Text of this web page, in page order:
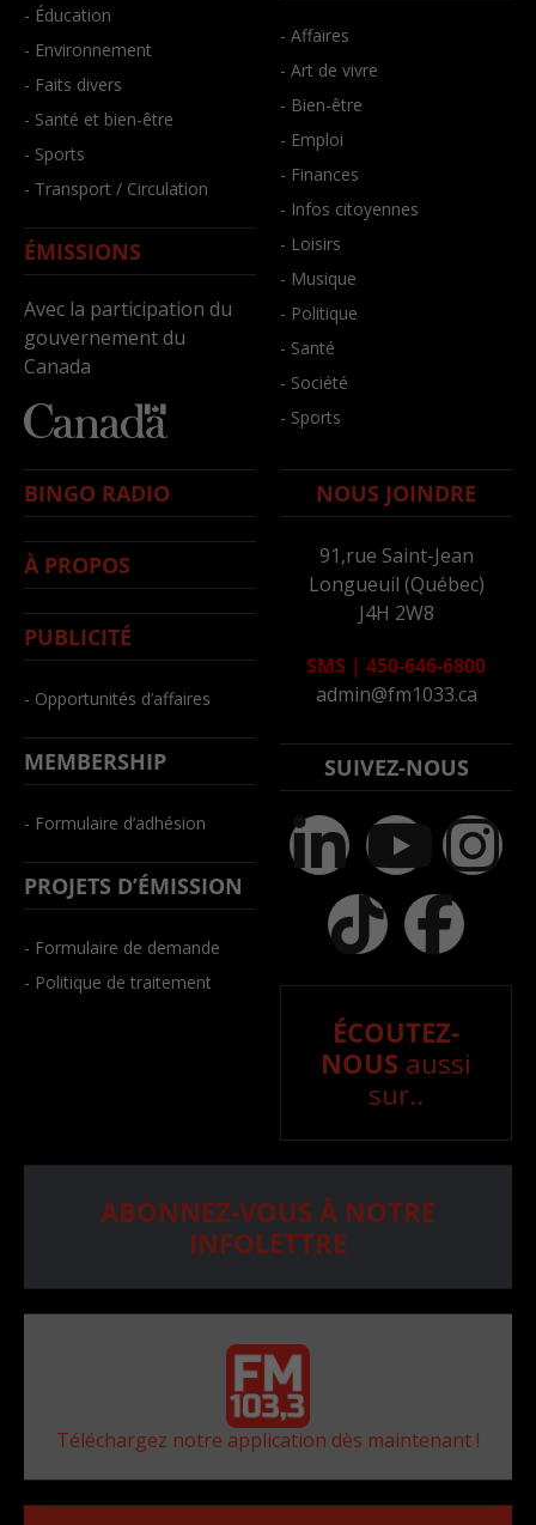
- Éducation
- Environnement
- Faits divers
- Santé et bien-être
- Sports
- Transport / Circulation
ÉMISSIONS
Avec la participation du
gouvernement du
Canada
- Affaires
- Art de vivre
- Bien-être
- Emploi
- Finances
- Infos citoyennes
- Loisirs
- Musique
- Politique
- Santé
- Société
- Sports
BINGO RADIO
À PROPOS
PUBLICITÉ
- Opportunités d’affaires
MEMBERSHIP
- Formulaire d’adhésion
PROJETS D’ÉMISSION
- Formulaire de demande
- Politique de traitement
NOUS JOINDRE
91,rue Saint-Jean
Longueuil (Québec)
J4H 2W8
SMS | 450-646-6800
admin@fm1033.ca
SUIVEZ-NOUS
ÉCOUTEZ-
NOUS aussi
sur..
ABONNEZ-VOUS À NOTRE
INFOLETTRE
Téléchargez notre application dès maintenant !